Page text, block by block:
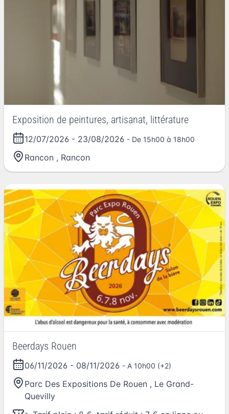
Exposition de peintures, artisanat, littérature
12/07/2026 - 23/08/2026 - De 15h00 à 18h00
Rancon , Rancon
Beerdays Rouen
06/11/2026 - 08/11/2026 - A 10h00 (+2)
Parc Des Expositions De Rouen , Le Grand-
Quevilly